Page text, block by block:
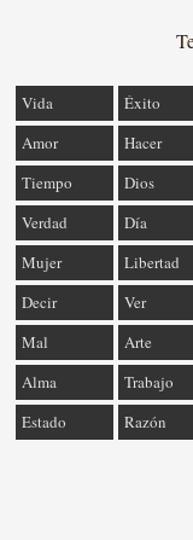
Vida Éxito
Amor
Hacer
Tiempo
Dios
Verdad
Día
Mujer
Libertad
Decir
Ver
Mal
Arte
Alma
Trabajo
Estado
Razón